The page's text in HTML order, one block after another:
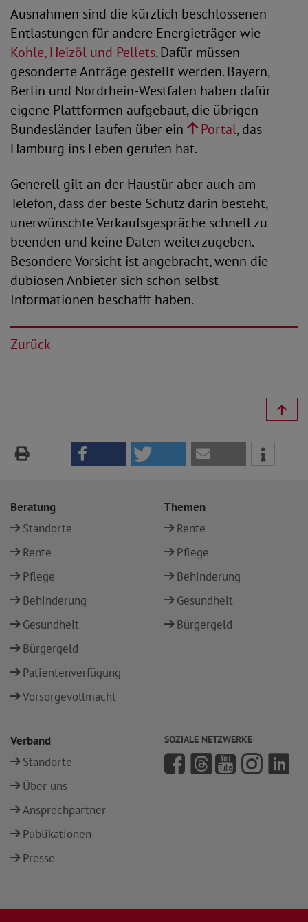
Ausnahmen sind die kürzlich beschlossenen
Entlastungen für andere Energieträger wie
Kohle, Heizöl und Pellets. Dafür müssen
gesonderte Anträge gestellt werden. Bayern,
Berlin und Nordrhein-Westfalen haben dafür
eigene Plattformen aufgebaut, die übrigen
Bundesländer laufen über ein
Portal, das
Hamburg ins Leben gerufen hat.
Generell gilt an der Haustür aber auch am
Telefon, dass der beste Schutz darin besteht,
unerwünschte Verkaufsgespräche schnell zu
beenden und keine Daten weiterzugeben.
Besondere Vorsicht ist angebracht, wenn die
dubiosen Anbieter sich schon selbst
Informationen beschafft haben.
Zurück
Beratung
Standorte
Rente
Pflege
Behinderung
Gesundheit
Bürgergeld
Patientenverfügung
Vorsorgevollmacht
Themen
Rente
Pflege
Behinderung
Gesundheit
Bürgergeld
Verband
Standorte
Über uns
Ansprechpartner
Publikationen
Presse
SOZIALE NETZWERKE